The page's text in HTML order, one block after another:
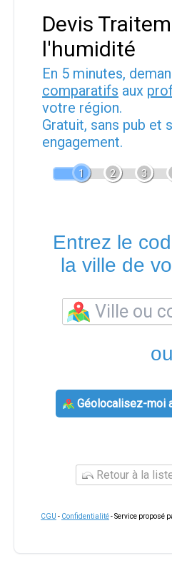
Devis
l'humidité
En 5 minutes,
comparatifs aux
votre région.
Gratuit, sans pub et
engagement.
1 2 3
Entrez le
la ville de
ou
Géolocalisez-moi
Retour à la
CGU - Confidentialité- Service proposé